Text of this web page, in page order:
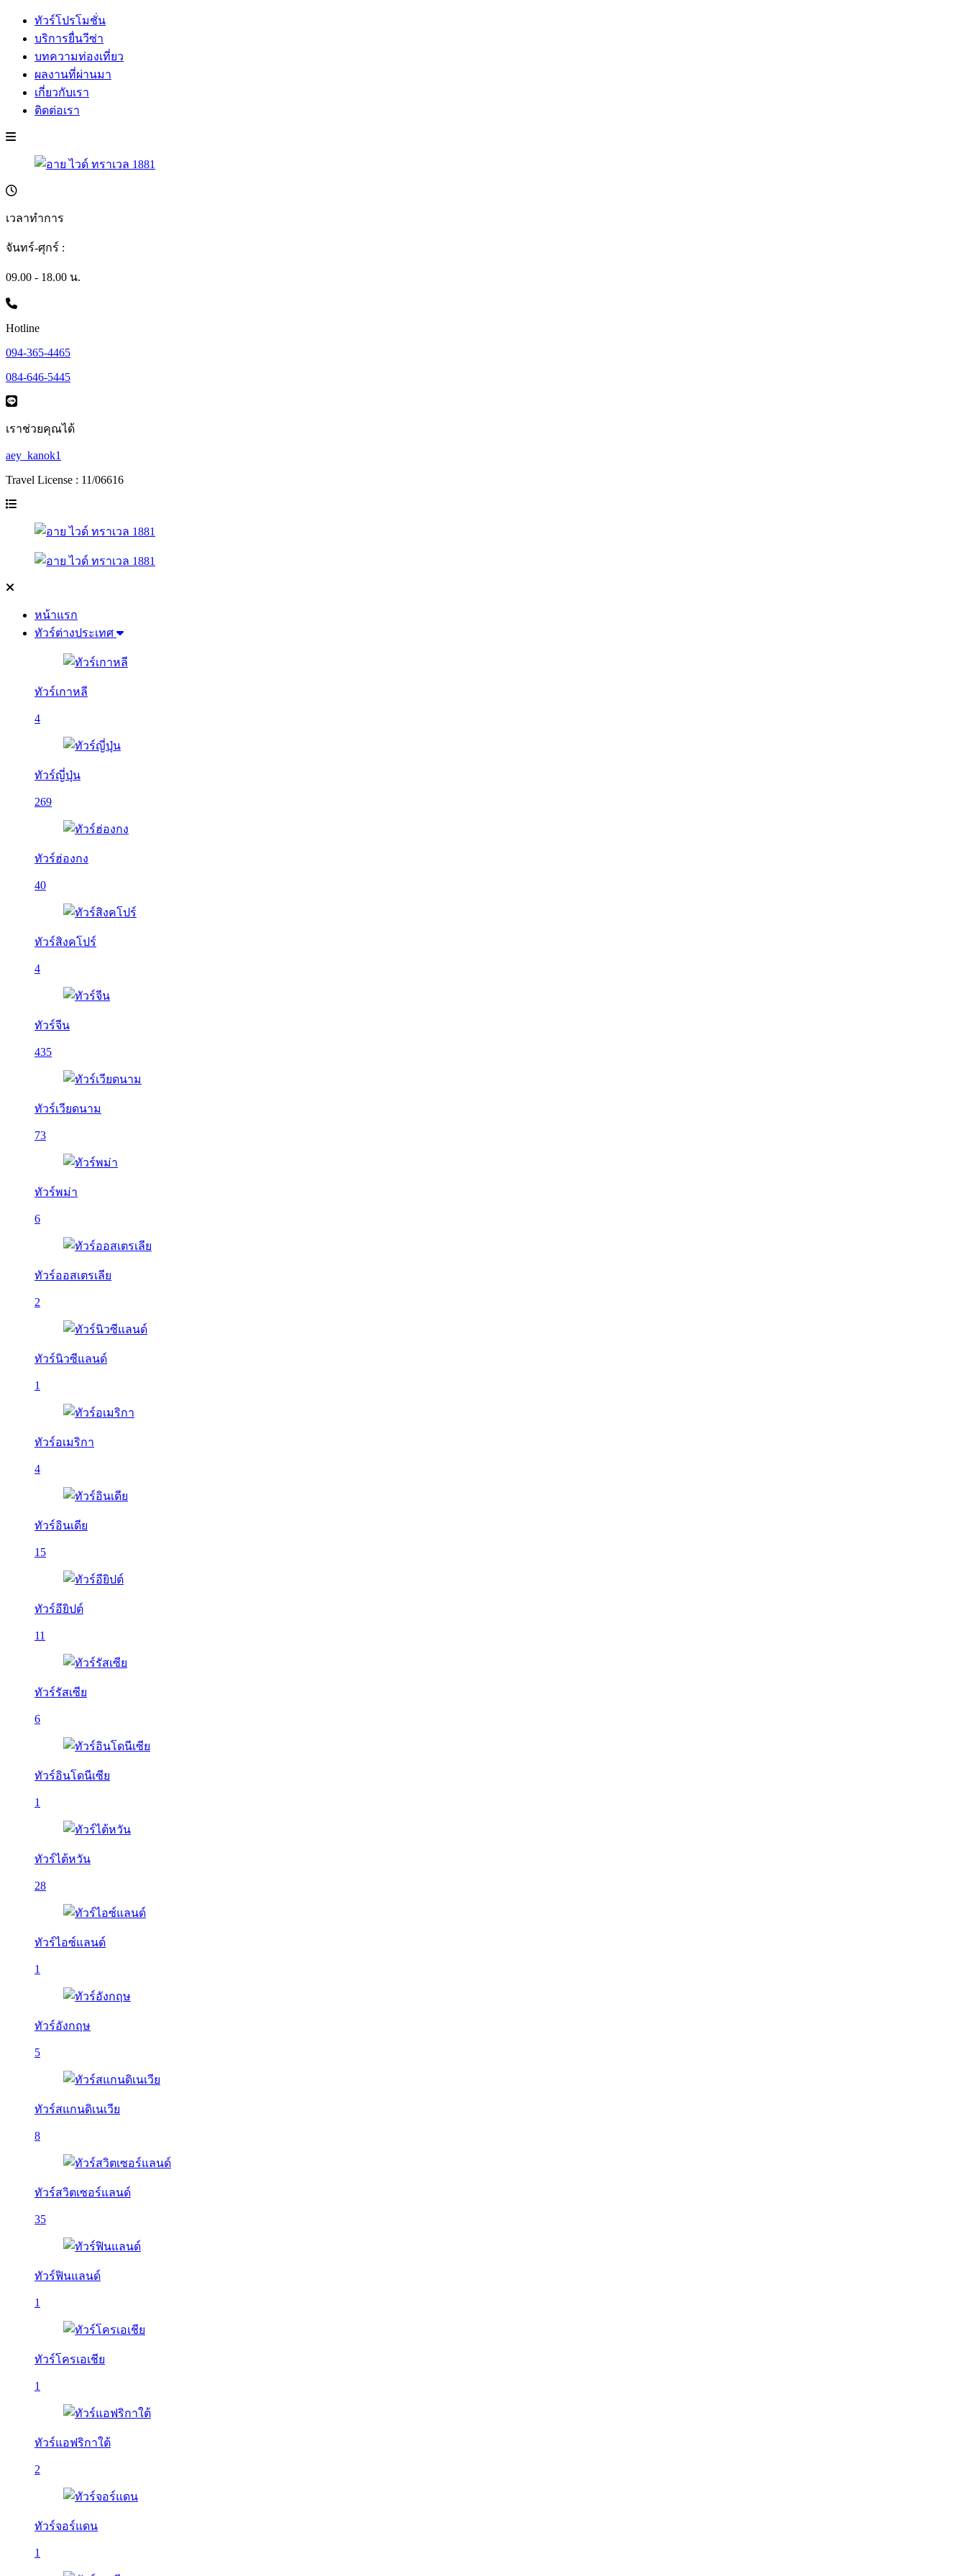
ทัวร์โปรโมชั่น
บริการยื่นวีซ่า
บทความท่องเที่ยว
ผลงานที่ผ่านมา
เกี่ยวกับเรา
ติดต่อเรา
เวลาทำการ
จันทร์-ศุกร์ :
09.00 - 18.00 น.
Hotline
094-365-4465
084-646-5445
เราช่วยคุณได้
aey_kanok1
Travel License : 11/06616
หน้าแรก
ทัวร์ต่างประเทศ
ทัวร์เกาหลี
4
ทัวร์ญี่ปุ่น
269
ทัวร์ฮ่องกง
40
ทัวร์สิงคโปร์
4
ทัวร์จีน
435
ทัวร์เวียดนาม
73
ทัวร์พม่า
6
ทัวร์ออสเตรเลีย
2
ทัวร์นิวซีแลนด์
1
ทัวร์อเมริกา
4
ทัวร์อินเดีย
15
ทัวร์อียิปต์
11
ทัวร์รัสเซีย
6
ทัวร์อินโดนีเซีย
1
ทัวร์ไต้หวัน
28
ทัวร์ไอซ์แลนด์
1
ทัวร์อังกฤษ
5
ทัวร์สแกนดิเนเวีย
8
ทัวร์สวิตเซอร์แลนด์
35
ทัวร์ฟินแลนด์
1
ทัวร์โครเอเชีย
1
ทัวร์แอฟริกาใต้
2
ทัวร์จอร์แดน
1